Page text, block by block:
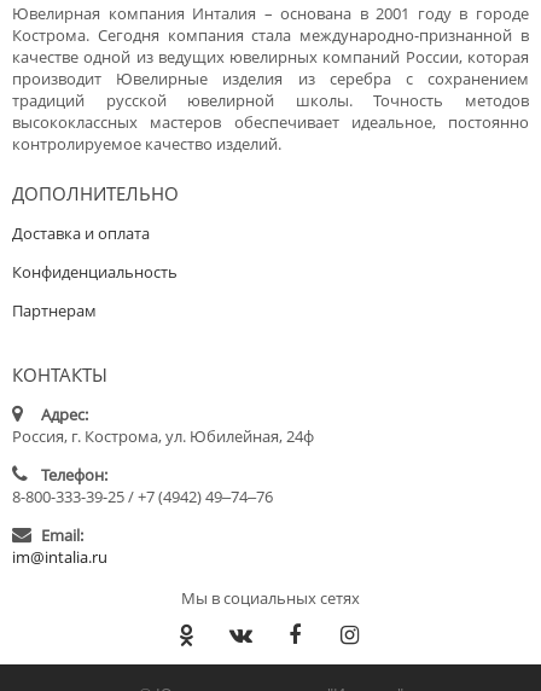
Ювелирная компания Инталия – основана в 2001 году в городе
Кострома. Сегодня компания стала международно-признанной в
качестве одной из ведущих ювелирных компаний России, которая
производит Ювелирные изделия из серебра с сохранением
традиций русской ювелирной школы. Точность методов
высококлассных мастеров обеспечивает идеальное, постоянно
контролируемое качество изделий.
ДОПОЛНИТЕЛЬНО
Доставка и оплата
Конфиденциальность
Партнерам
КОНТАКТЫ
Адрес:
Россия, г. Кострома, ул. Юбилейная, 24ф
Телефон:
8-800-333-39-25 / +7 (4942) 49‒74‒76
Email:
im@intalia.ru
Мы в социальных сетях